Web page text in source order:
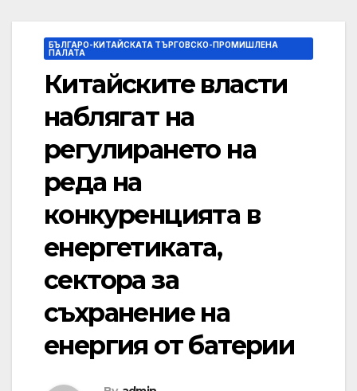
БЪЛГАРО-КИТАЙСКАТА ТЪРГОВСКО-ПРОМИШЛЕНА
ПАЛАТА
Китайските власти
наблягат на
регулирането на
реда на
конкуренцията в
енергетиката,
сектора за
съхранение на
енергия от батерии